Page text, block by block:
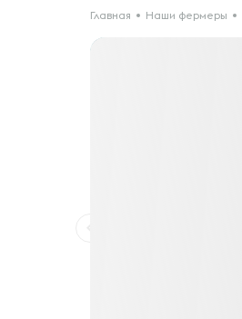
Главная Наши фермеры